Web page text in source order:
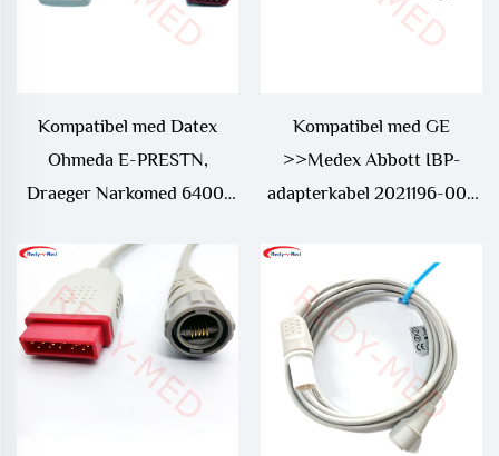
Kompatibel med Datex
Ohmeda E-PRESTN,
Draeger Narkomed 6400,
adapterkabel
Kompatibel med GE
>>Medex Abbott IBP-
adapterkabel 2021196-003